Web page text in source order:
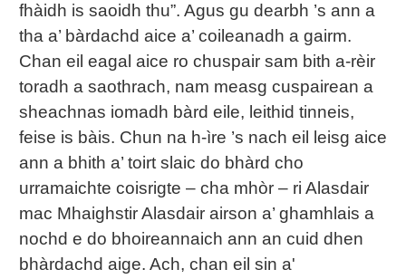
fhàidh is saoidh thu”. Agus gu dearbh ’s ann a
tha a’ bàrdachd aice a’ coileanadh a gairm.
Chan eil eagal aice ro chuspair sam bith a-rèir
toradh a saothrach, nam measg cuspairean a
sheachnas iomadh bàrd eile, leithid tinneis,
feise is bàis. Chun na h-ìre ’s nach eil leisg aice
ann a bhith a’ toirt slaic do bhàrd cho
urramaichte coisrigte – cha mhòr – ri Alasdair
mac Mhaighstir Alasdair airson a’ ghamhlais a
nochd e do bhoireannaich ann an cuid dhen
bhàrdachd aige. Ach, chan eil sin a'